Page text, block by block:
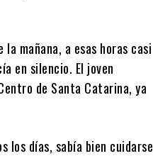
mañana, a esas horas casi
en silencio. El joven
de Santa Catarina, ya
los días, sabía bien cuidarse